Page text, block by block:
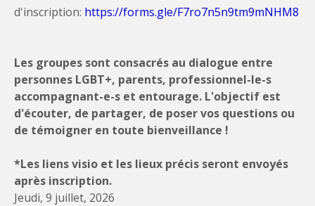
d'inscription: https://forms.gle/F7ro7n5n9tm9mNHM8
Les groupes sont consacrés au dialogue entre
personnes LGBT+, parents, professionnel-le-s
accompagnant-e-s et entourage. L'objectif est
d'écouter, de partager, de poser vos questions ou
de témoigner en toute bienveillance !
*Les liens visio et les lieux précis seront envoyés
après inscription.
Jeudi, 9 juillet, 2026